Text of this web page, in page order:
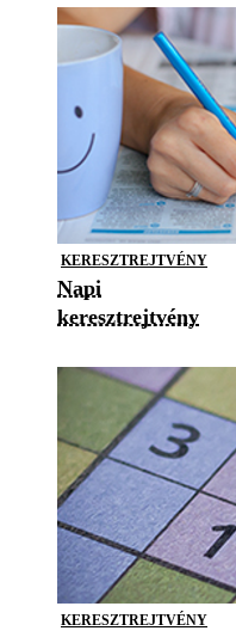
KERESZTREJTVÉNY
Napi
keresztrejtvény
KERESZTREJTVÉNY